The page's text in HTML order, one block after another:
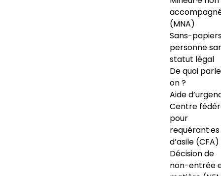
(MNA)
Sans-
personne
statut légal
De quoi
on ?
Aide
Centre
pour
requérant·es
d’asile (CFA)
Décision de
non-entrée